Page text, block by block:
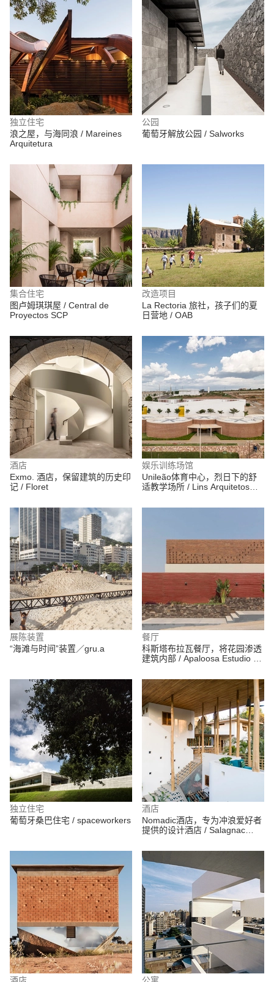
独立住宅
浪之屋，与海同浪 / Mareines
Arquitetura
公园
葡萄牙解放公园 / Salworks
集合住宅
图卢姆琪琪屋 / Central de
Proyectos SCP
改造项目
La Rectoria 旅社，孩子们的夏
日营地 / OAB
酒店
Exmo. 酒店，保留建筑的历史印
记 / Floret
娱乐训练场馆
Unileão体育中心，烈日下的舒
适教学场所 / Lins Arquitetos
展陈装置
“海滩与时间”装置／gru.a
餐厅
科斯塔布拉瓦餐厅，将花园渗透
建筑内部 / Apaloosa Estudio de
独立住宅
葡萄牙桑巴住宅 / spaceworkers
酒店
Nomadic酒店，专为冲浪爱好者
提供的设计酒店 / Salagnac